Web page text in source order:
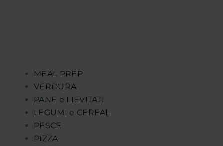
MEAL PREP
VERDURA
PANE e LIEVITATI
LEGUMI e CEREALI
PESCE
PIZZA